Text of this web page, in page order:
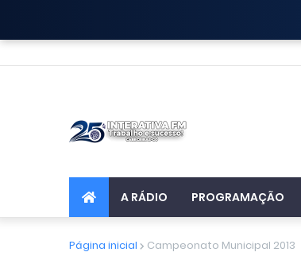
A RÁDIO PROGRAMAÇÃO
Página inicial Campeonato Municipal 2013